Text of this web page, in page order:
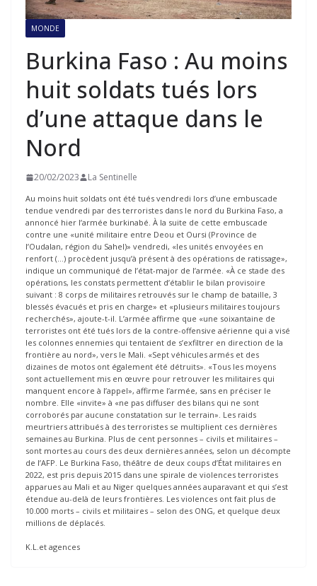
MONDE
Burkina Faso : Au moins
huit soldats tués lors
d’une attaque dans le
Nord
20/02/2023 La Sentinelle
Au moins huit soldats ont été tués vendredi lors d’une embuscade
tendue vendredi par des terroristes dans le nord du Burkina Faso, a
annoncé hier l’armée burkinabé. À la suite de cette embuscade
contre une «unité militaire entre Deou et Oursi (Province de
l’Oudalan, région du Sahel)» vendredi, «les unités envoyées en
renfort (…) procèdent jusqu’à présent à des opérations de ratissage»,
indique un communiqué de l’état-major de l’armée. «À ce stade des
opérations, les constats permettent d’établir le bilan provisoire
suivant : 8 corps de militaires retrouvés sur le champ de bataille, 3
blessés évacués et pris en charge» et «plusieurs militaires toujours
recherchés», ajoute-t-il. L’armée affirme que «une soixantaine de
terroristes ont été tués lors de la contre-offensive aérienne qui a visé
les colonnes ennemies qui tentaient de s’exfiltrer en direction de la
frontière au nord», vers le Mali. «Sept véhicules armés et des
dizaines de motos ont également été détruits». «Tous les moyens
sont actuellement mis en œuvre pour retrouver les militaires qui
manquent encore à l’appel», affirme l’armée, sans en préciser le
nombre. Elle «invite» à «ne pas diffuser des bilans qui ne sont
corroborés par aucune constatation sur le terrain». Les raids
meurtriers attribués à des terroristes se multiplient ces dernières
semaines au Burkina. Plus de cent personnes – civils et militaires –
sont mortes au cours des deux dernières années, selon un décompte
de l’AFP. Le Burkina Faso, théâtre de deux coups d’État militaires en
2022, est pris depuis 2015 dans une spirale de violences terroristes
apparues au Mali et au Niger quelques années auparavant et qui s’est
étendue au-delà de leurs frontières. Les violences ont fait plus de
10.000 morts – civils et militaires – selon des ONG, et quelque deux
millions de déplacés.
K.L.et agences